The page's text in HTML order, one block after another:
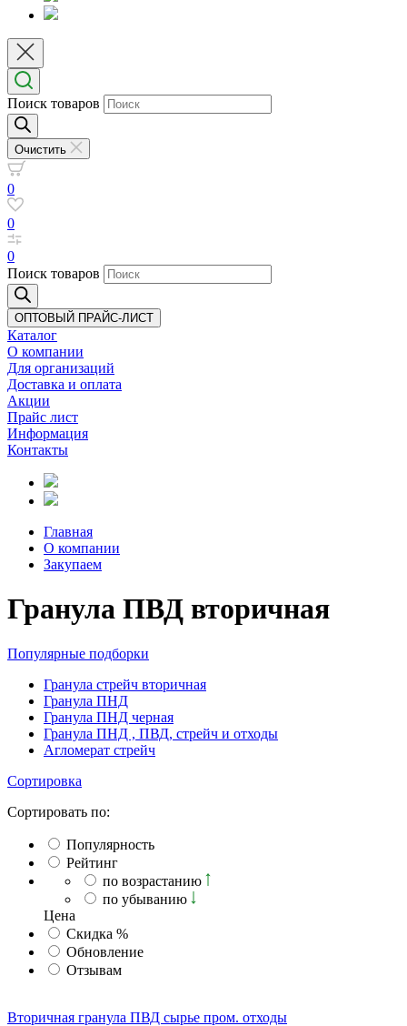
Поиск товаров
Очистить
0
0
0
Поиск товаров
ОПТОВЫЙ ПРАЙС-ЛИСТ
Каталог
О компании
Для организаций
Доставка и оплата
Акции
Прайс лист
Информация
Контакты
Главная
О компании
Закупаем
Гранула ПВД вторичная
Популярные подборки
Гранула стрейч вторичная
Гранула ПНД
Гранула ПНД черная
Гранула ПНД , ПВД, стрейч и отходы
Агломерат стрейч
Сортировка
Сортировать по:
Популярность
Рейтинг
по возрастанию
по убыванию
Ценa
Скидка %
Обновление
Отзывам
Вторичная гранула ПВД сырье пром. отходы